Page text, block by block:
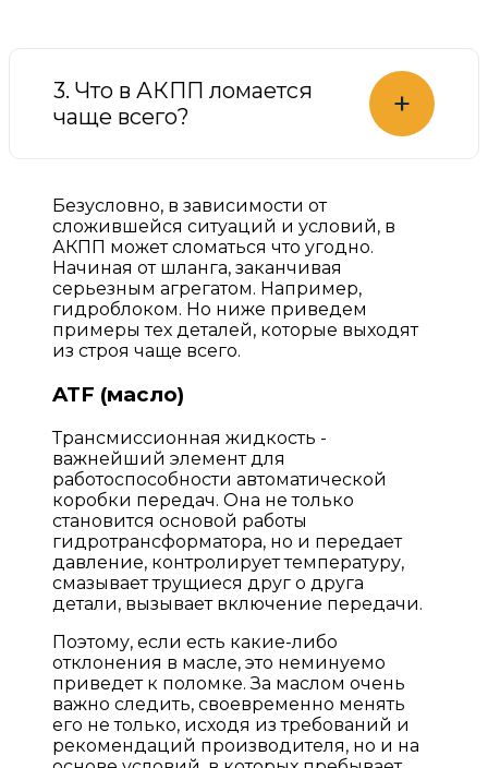
3. Что в АКПП ломается
чаще всего?
+
Безусловно, в зависимости от
сложившейся ситуаций и условий, в
АКПП может сломаться что угодно.
Начиная от шланга, заканчивая
серьезным агрегатом. Например,
гидроблоком. Но ниже приведем
примеры тех деталей, которые выходят
из строя чаще всего.
ATF (масло)
Трансмиссионная жидкость -
важнейший элемент для
работоспособности автоматической
коробки передач. Она не только
становится основой работы
гидротрансформатора, но и передает
давление, контролирует температуру,
смазывает трущиеся друг о друга
детали, вызывает включение передачи.
Поэтому, если есть какие-либо
отклонения в масле, это неминуемо
приведет к поломке. За маслом очень
важно следить, своевременно менять
его не только, исходя из требований и
рекомендаций производителя, но и на